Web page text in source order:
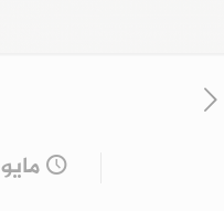
مايو 20, 2024